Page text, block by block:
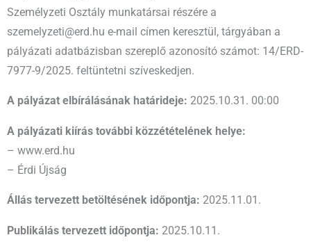
Személyzeti Osztály munkatársai részére a
szemelyzeti@erd.hu e-mail címen keresztül, tárgyában a
pályázati adatbázisban szereplő azonosító számot: 14/ERD-
7977-9/2025. feltüntetni szíveskedjen.
A pályázat elbírálásának határideje: 2025.10.31. 00:00
A pályázati kiírás további közzétételének helye:
– www.erd.hu
– Érdi Újság
Állás tervezett betöltésének időpontja: 2025.11.01.
Publikálás tervezett időpontja: 2025.10.11.